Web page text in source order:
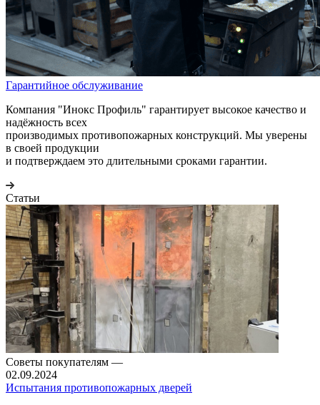
Гарантийное обслуживание
Компания "Инокс Профиль" гарантирует высокое качество и
надёжность всех
производимых противопожарных конструкций. Мы уверены
в своей продукции
и подтверждаем это длительными сроками гарантии.
Статьи
Советы покупателям —
02.09.2024
Испытания противопожарных дверей